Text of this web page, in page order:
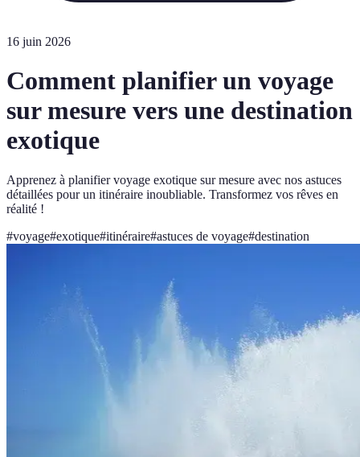
16 juin 2026
Comment planifier un voyage
sur mesure vers une destination
exotique
Apprenez à planifier voyage exotique sur mesure avec nos astuces
détaillées pour un itinéraire inoubliable. Transformez vos rêves en
réalité !
#voyage#exotique#itinéraire#astuces de voyage#destination